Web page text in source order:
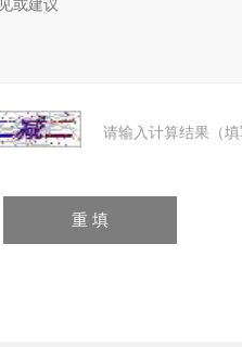
请输入计算结果（